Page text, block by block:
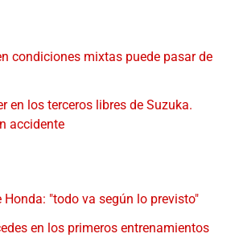
condiciones mixtas puede pasar de
en los terceros libres de Suzuka.
accidente
Honda: "todo va según lo previsto"
en los primeros entrenamientos